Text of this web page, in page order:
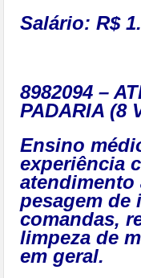
Salário: R$
8982094 –
PADARIA (8
Ensino
experiência
atendimento
pesagem de
comandas,
limpeza de
em geral.